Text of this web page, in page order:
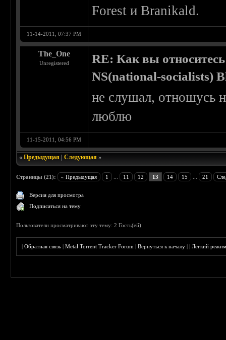
Forest и Branikald.
11-14-2011, 07:37 PM
The_One
Unregistered
RE: Как вы
NS(national-socialists)
не слушал, отношусь
люблю
11-15-2011, 04:56 PM
«Предыдущая |Следующая »
Страницы (21): « Предыдущая 1 11 12 13 14 15 21
Версия для просмотра
Подписаться на тему
Пользователи просматривают эту тему: 2 Гость(ей)
|Обратная связь |Metal Torrent Tracker Forum |Вернуться к началу ||Лёгкий